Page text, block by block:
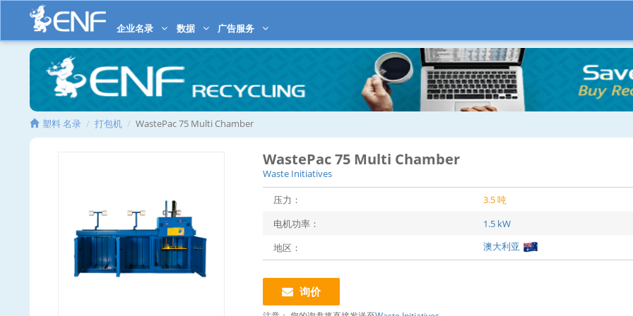
企业名录 数据 广告服务
塑料 名录 打包机 WastePac 75 Multi Chamber
WastePac 75 Multi Chamber
Waste Initiatives
压力：
3.5 吨
电机功率：
1.5 kW
地区：
澳大利亚
询价